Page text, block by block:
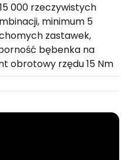
000 rzeczywistych
minimum 5
zastawek,
bębenka na
obrotowy rzędu 15 Nm